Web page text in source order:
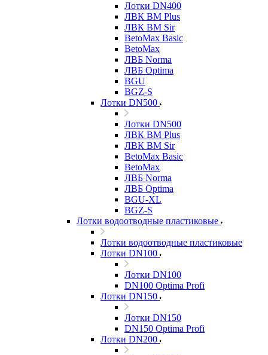
Лотки DN400
ЛВК ВМ Plus
ЛВК ВМ Sir
BetoMax Basic
BetoMax
ЛВБ Norma
ЛВБ Optima
BGU
BGZ-S
Лотки DN500
Лотки DN500
ЛВК ВМ Plus
ЛВК ВМ Sir
BetoMax Basic
BetoMax
ЛВБ Norma
ЛВБ Optima
BGU-XL
BGZ-S
Лотки водоотводные пластиковые
Лотки водоотводные пластиковые
Лотки DN100
Лотки DN100
DN100 Optima Profi
Лотки DN150
Лотки DN150
DN150 Optima Profi
Лотки DN200